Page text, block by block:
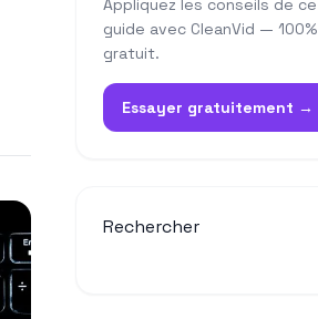
Appliquez les conseils de ce
guide avec CleanVid — 100%
gratuit.
Essayer gratuitement →
Rechercher